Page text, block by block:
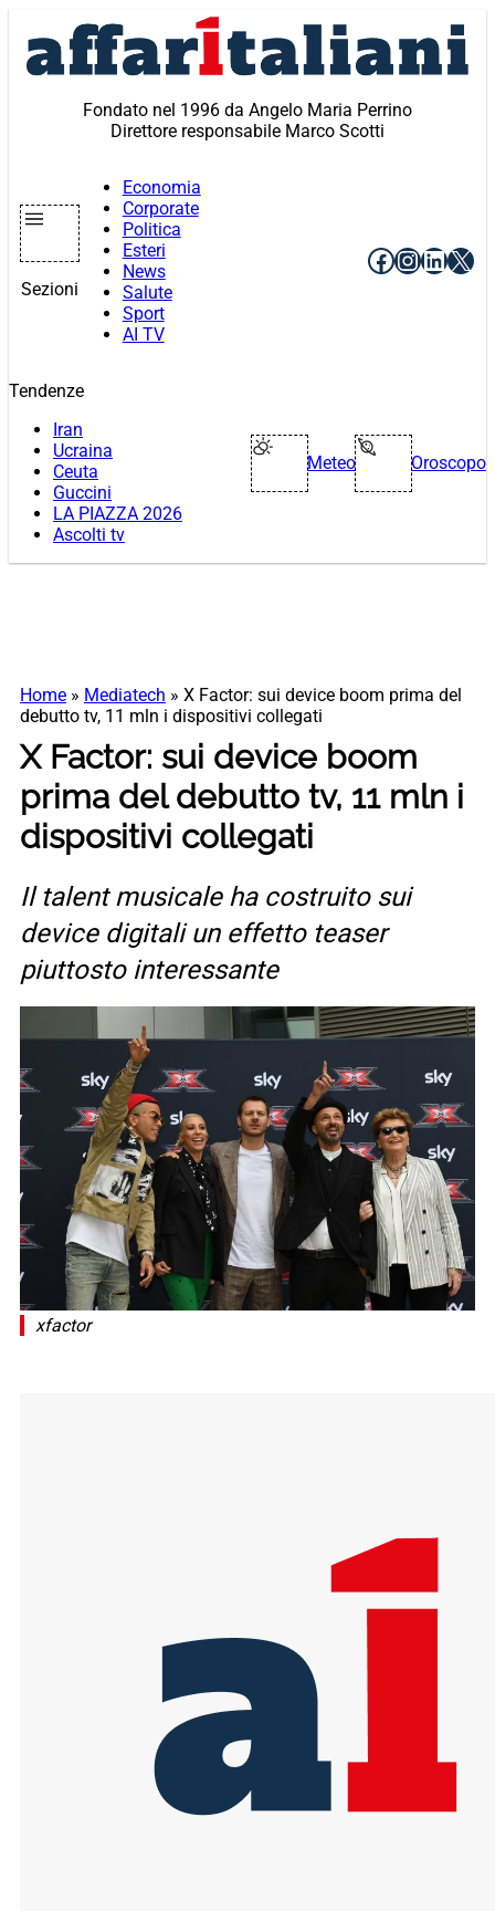
contenuto
Fondato nel 1996 da Angelo Maria Perrino
Direttore responsabile Marco Scotti
Sezioni
Economia
Corporate
Politica
Esteri
News
Salute
Sport
AI TV
Facebook
X
Tendenze
Iran
Ucraina
Ceuta
Guccini
LA PIAZZA 2026
Ascolti tv
Meteo Oroscopo
Home » Mediatech » X Factor: sui device boom prima del
debutto tv, 11 mln i dispositivi collegati
X Factor: sui device boom
prima del debutto tv, 11 mln i
dispositivi collegati
Il talent musicale ha costruito sui
device digitali un effetto teaser
piuttosto interessante
xfactor